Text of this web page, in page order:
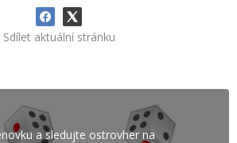
Sdílet aktuální stránku
a sledujte ostrovher na